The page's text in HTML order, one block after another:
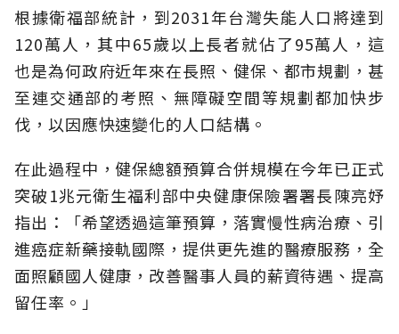
根據衛福部統計，到2031年台灣失能人口將達到
120萬人，其中65歲以上長者就佔了95萬人，這
也是為何政府近年來在長照、健保、都市規劃，甚
至連交通部的考照、無障礙空間等規劃都加快步
伐，以因應快速變化的人口結構。
在此過程中，健保總額預算合併規模在今年已正式
突破1兆元衛生福利部中央健康保險署署長陳亮妤
指出：「希望透過這筆預算，落實慢性病治療、引
進癌症新藥接軌國際，提供更先進的醫療服務，全
面照顧國人健康，改善醫事人員的薪資待遇、提高
留任率。」